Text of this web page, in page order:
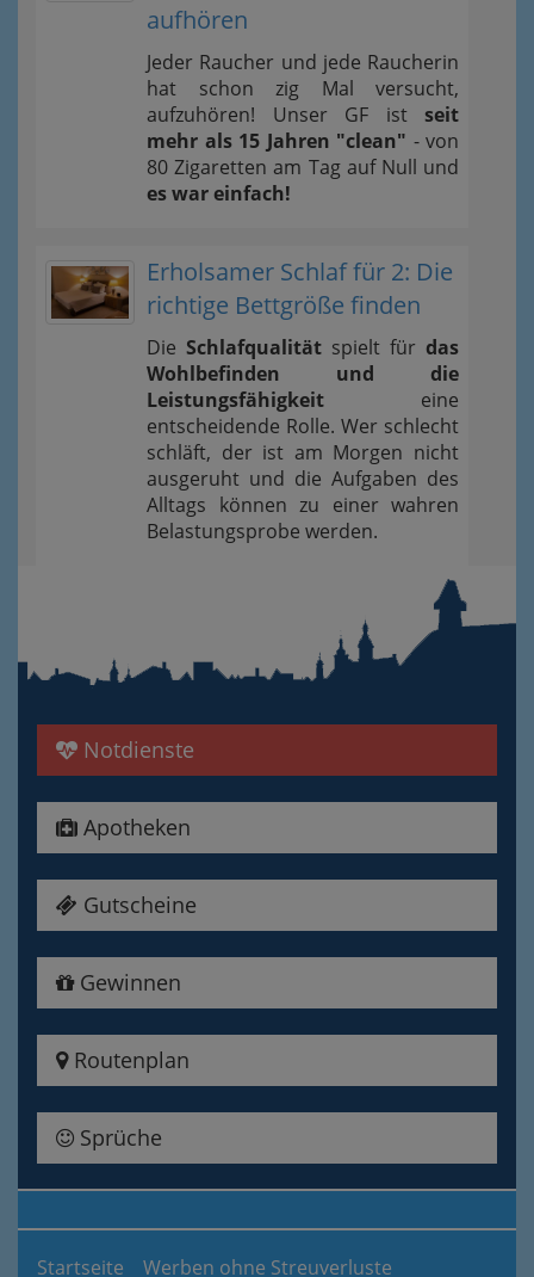
aufhören
Jeder Raucher und jede Raucherin
hat schon zig Mal versucht,
aufzuhören! Unser GF ist seit
mehr als 15 Jahren "clean" - von
80 Zigaretten am Tag auf Null und
es war einfach!
Erholsamer Schlaf für 2: Die
richtige Bettgröße finden
Die Schlafqualität spielt für das
Wohlbefinden und die
Leistungsfähigkeit eine
entscheidende Rolle. Wer schlecht
schläft, der ist am Morgen nicht
ausgeruht und die Aufgaben des
Alltags können zu einer wahren
Belastungsprobe werden.
Notdienste
Apotheken
Gutscheine
Gewinnen
Routenplan
Sprüche
Startseite Werben ohne Streuverluste